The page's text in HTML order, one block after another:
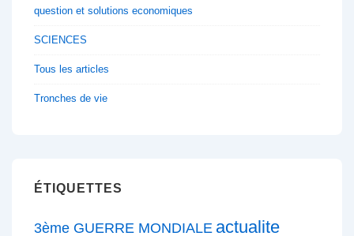
question et solutions economiques
SCIENCES
Tous les articles
Tronches de vie
ÉTIQUETTES
3ème GUERRE MONDIALE actualite